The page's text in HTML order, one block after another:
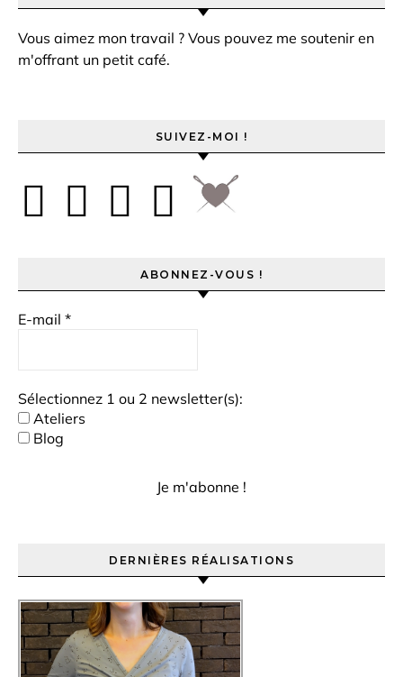
Vous aimez mon travail ? Vous pouvez me soutenir en
m'offrant un petit café.
SUIVEZ-MOI !
ABONNEZ-VOUS !
E-mail *
Sélectionnez 1 ou 2 newsletter(s):
Ateliers
Blog
DERNIÈRES RÉALISATIONS